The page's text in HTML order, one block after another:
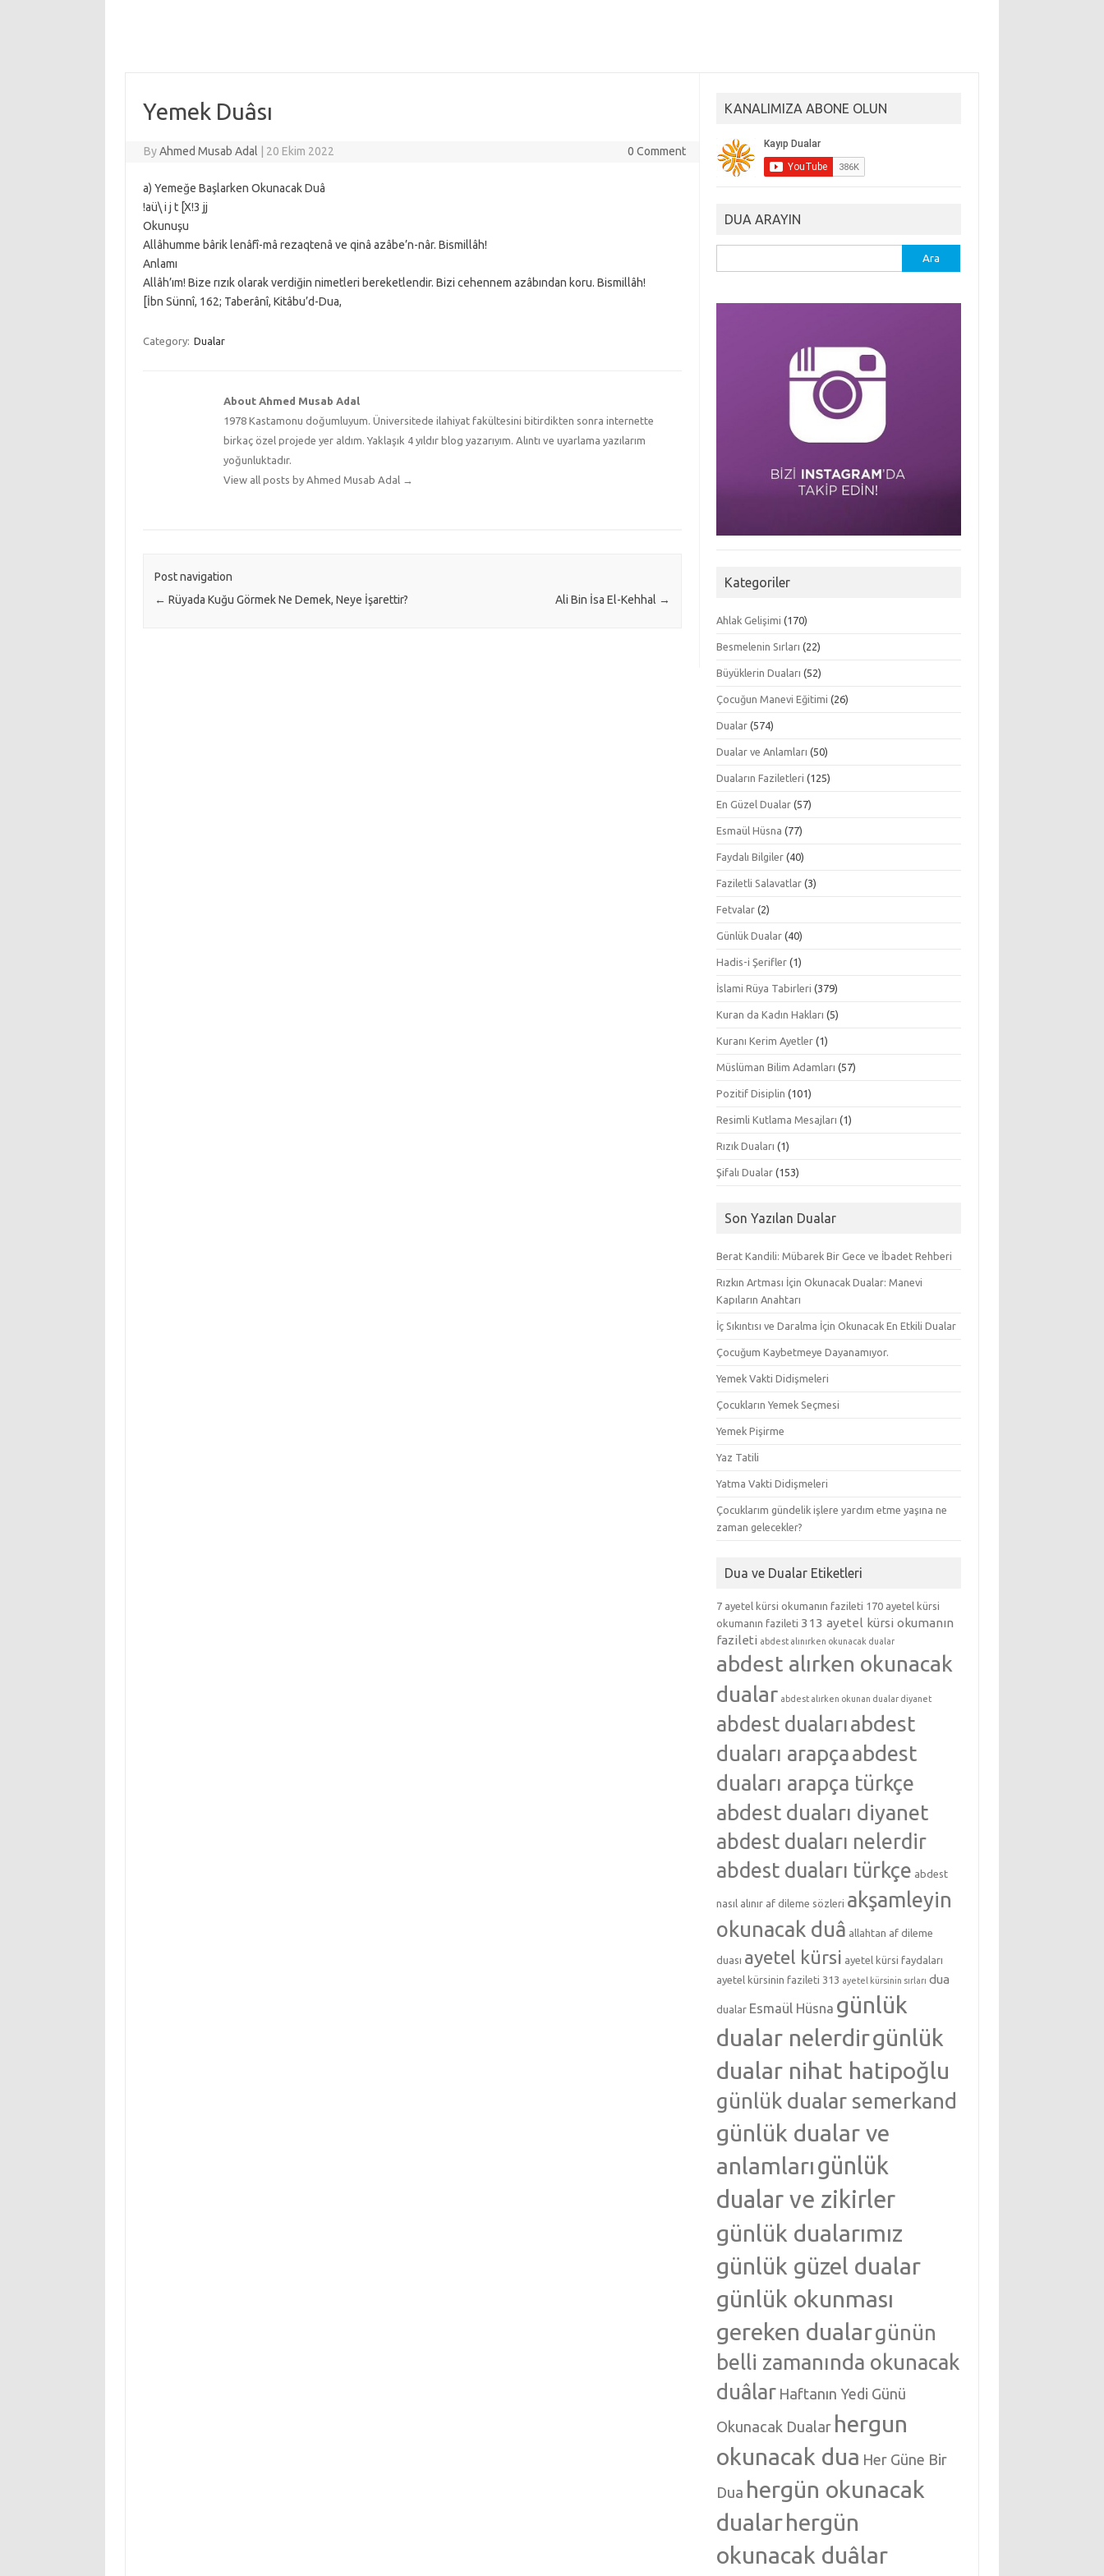
Yemek Duâsı
ByAhmed Musab Adal 20 Ekim 2022 0 Comment
a) Yemeğe Başlarken Okunacak Duâ
!aü\ i j t [X!3 jj
Okunuşu
Allâhumme bârik lenâfî-mâ rezaqtenâ ve qinâ azâbe’n-nâr. Bismillâh!
Anlamı
Allâh’ım! Bize rızık olarak verdiğin nimetleri bereketlendir. Bizi cehennem azâbından koru. Bismillâh!
[İbn Sünnî, 162; Taberânî, Kitâbu’d-Dua,
Category: Dualar
About Ahmed Musab Adal
1978 Kastamonu doğumluyum. Üniversitede ilahiyat fakültesini bitirdikten sonra internette
birkaç özel projede yer aldım. Yaklaşık 4 yıldır blog yazarıyım. Alıntı ve uyarlama yazılarım
yoğunluktadır.
View all posts by Ahmed Musab Adal →
Post navigation
← Rüyada Kuğu Görmek Ne Demek, Neye İşarettir? Ali Bin İsa El-Kehhal →
KANALIMIZA ABONE OLUN
DUA ARAYIN
Kategoriler
Ahlak Gelişimi (170)
Besmelenin Sırları (22)
Büyüklerin Duaları (52)
Çocuğun Manevi Eğitimi (26)
Dualar (574)
Dualar ve Anlamları (50)
Duaların Faziletleri (125)
En Güzel Dualar (57)
Esmaül Hüsna (77)
Faydalı Bilgiler (40)
Faziletli Salavatlar (3)
Fetvalar (2)
Günlük Dualar (40)
Hadis-i Şerifler (1)
İslami Rüya Tabirleri (379)
Kuran da Kadın Hakları (5)
Kuranı Kerim Ayetler (1)
Müslüman Bilim Adamları (57)
Pozitif Disiplin (101)
Resimli Kutlama Mesajları (1)
Rızık Duaları (1)
Şifalı Dualar (153)
Son Yazılan Dualar
Berat Kandili: Mübarek Bir Gece ve İbadet Rehberi
Rızkın Artması İçin Okunacak Dualar: Manevi
Kapıların Anahtarı
İç Sıkıntısı ve Daralma İçin Okunacak En Etkili Dualar
Çocuğum Kaybetmeye Dayanamıyor.
Yemek Vakti Didişmeleri
Çocukların Yemek Seçmesi
Yemek Pişirme
Yaz Tatili
Yatma Vakti Didişmeleri
Çocuklarım gündelik işlere yardım etme yaşına ne
zaman gelecekler?
Dua ve Dualar Etiketleri
7 ayetel kürsi okumanın fazileti 170 ayetel kürsi
okumanın fazileti 313 ayetel kürsi okumanın
fazileti abdest alınırken okunacak dualar
abdest alırken okunacak
dualar abdest alırken okunan dualar diyanet
abdest dualarıabdest
duaları arapçaabdest
duaları arapça türkçe
abdest duaları diyanet
abdest duaları nelerdir
abdest duaları türkçe abdest
nasıl alınır af dileme sözleri akşamleyin
okunacak duâ allahtan af dileme
duası ayetel kürsi ayetel kürsi faydaları
ayetel kürsinin fazileti 313 ayetel kürsinin sırları dua
dualar Esmaül Hüsna günlük
dualar nelerdirgünlük
dualar nihat hatipoğlu
günlük dualar semerkand
günlük dualar ve
anlamlarıgünlük
dualar ve zikirler
günlük dualarımız
günlük güzel dualar
günlük okunması
gereken dualargünün
belli zamanında okunacak
duâlar Haftanın Yedi Günü
Okunacak Dualar hergun
okunacak dua Her Güne Bir
Dua hergün okunacak
dualarhergün
okunacak duâlar